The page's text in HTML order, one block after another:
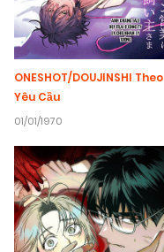
ONESHOT/DOUJINSHI Theo
Yêu Cầu
01/01/1970